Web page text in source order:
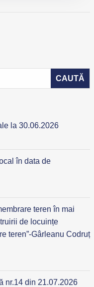
la 30.06.2026
în data de
teren în mai
de locuințe
teren”-Gârleanu Codruț
nr.14 din 21.07.2026